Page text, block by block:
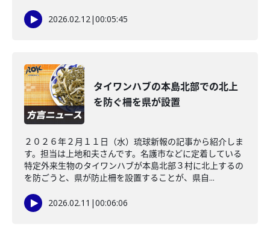
2026.02.12|00:05:45
タイワンハブの本島北部での北上
を防ぐ柵を県が設置
２０２６年２月１１日（水）琉球新報の記事から紹介しま
す。担当は上地和夫さんです。名護市などに定着している
特定外来生物のタイワンハブが本島北部３村に北上するの
を防ごうと、県が防止柵を設置することが、県自...
2026.02.11 |00:06:06